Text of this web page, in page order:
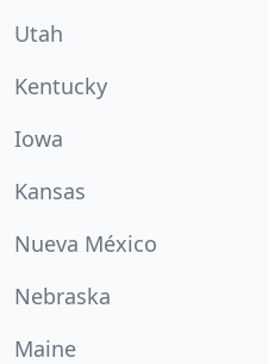
Utah
Kentucky
Iowa
Kansas
Nueva México
Nebraska
Maine